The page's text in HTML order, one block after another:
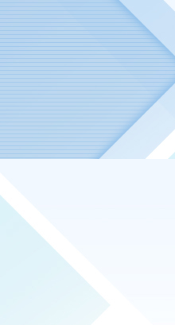
移至網頁之主要內容區位置